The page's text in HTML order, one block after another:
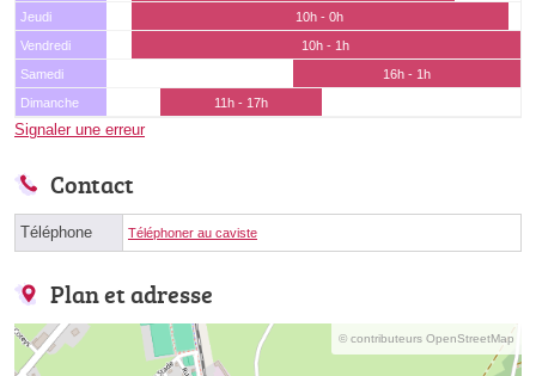
Jeudi
10h - 0h
Vendredi
10h - 1h
Samedi
16h - 1h
Dimanche
11h - 17h
Signaler une erreur
Contact
Téléphone Téléphoner au caviste
Plan et adresse
© contributeurs OpenStreetMap